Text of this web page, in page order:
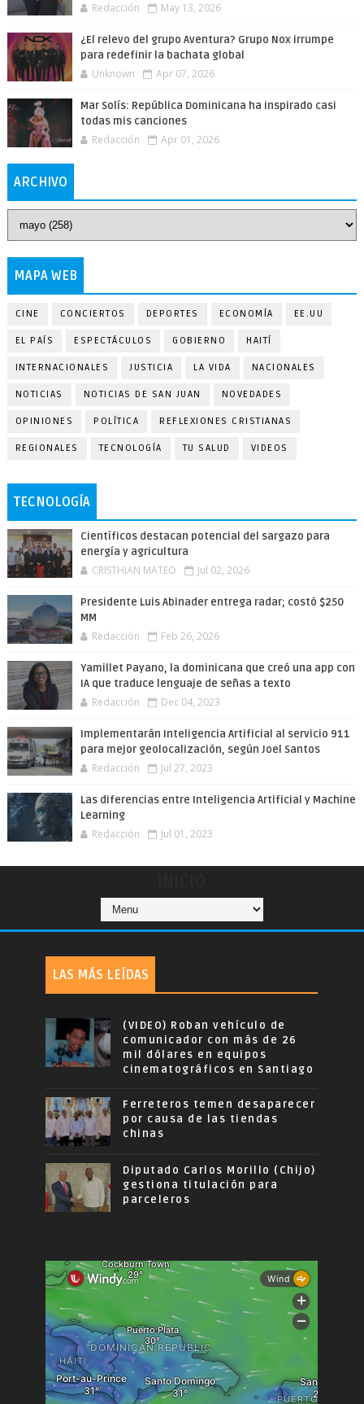
Redacción May 13, 2026
¿El relevo del grupo Aventura? Grupo Nox irrumpe
para redefinir la bachata global
Unknown Apr 07, 2026
Mar Solís: República Dominicana ha inspirado casi
todas mis canciones
Redacción Apr 01, 2026
ARCHIVO
MAPA WEB
CINE CONCIERTOS DEPORTES ECONOMÍA EE.UU
EL PAÍS ESPECTÁCULOS GOBIERNO HAITÍ
INTERNACIONALES JUSTICIA LA VIDA NACIONALES
NOTICIAS NOTICIAS DE SAN JUAN NOVEDADES
OPINIONES POLÍTICA REFLEXIONES CRISTIANAS
REGIONALES TECNOLOGÍA TU SALUD VIDEOS
TECNOLOGÍA
Científicos destacan potencial del sargazo para
energía y agricultura
CRISTHIAN MATEO Jul 02, 2026
Presidente Luis Abinader entrega radar; costó $250
MM
Redacción Feb 26, 2026
Yamillet Payano, la dominicana que creó una app con
IA que traduce lenguaje de señas a texto
Redacción Dec 04, 2023
Implementarán Inteligencia Artificial al servicio 911
para mejor geolocalización, según Joel Santos
Redacción Jul 27, 2023
Las diferencias entre Inteligencia Artificial y Machine
Learning
Redacción Jul 01, 2023
LAS MÁS LEÍDAS
(VIDEO) Roban vehículo de
comunicador con más de 26
mil dólares en equipos
cinematográficos en Santiago
Ferreteros temen desaparecer
por causa de las tiendas
chinas
Diputado Carlos Morillo (Chijo)
gestiona titulación para
parceleros